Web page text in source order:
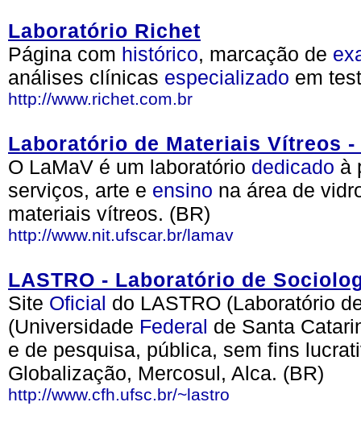
Laboratório Richet
Página com histórico, marcação de
análises clínicas especializado em
http://www.richet.com.br
Laboratório de Materiais Vítreos -
O LaMaV é um laboratório dedicado à
serviços, arte e ensino na área de
materiais vítreos. (BR)
http://www.nit.ufscar.br/lamav
LASTRO - Laboratório de
Site Oficial do LASTRO (Laboratório
(Universidade Federal de Santa
e de pesquisa, pública, sem fins
Globalização, Mercosul, Alca. (BR)
http://www.cfh.ufsc.br/~lastro